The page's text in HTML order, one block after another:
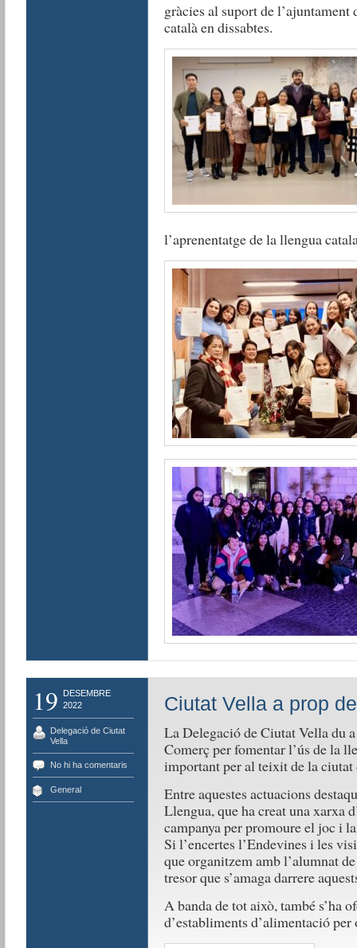
gràcies al suport de l’ajuntament
català en dissabtes.
l’aprenentatge de la llengua
19
DESEMBRE
2022
Delegació de Ciutat
Vella
No hi ha comentaris
General
Ciutat Vella a prop
La Delegació de Ciutat Vella du
Comerç per fomentar l’ús de la
important per al teixit de la ciutat
Entre aquestes actuacions
Llengua, que ha creat una xarxa
campanya per promoure el joc i
Si l’encertes l’Endevines i les
que organitzem amb l’alumnat
tresor que s’amaga darrere
A banda de tot això, també s’ha
d’establiments d’alimentació